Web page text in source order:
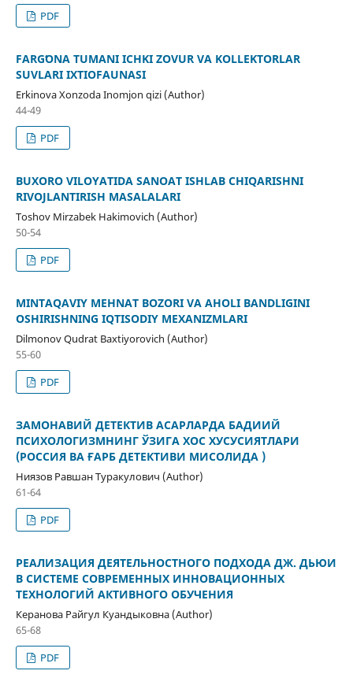
PDF
FARGʻONA TUMANI ICHKI ZOVUR VA KOLLEKTORLAR
SUVLARI IXTIOFAUNASI
Erkinova Xonzoda Inomjon qizi (Author)
44-49
PDF
BUXORO VILOYATIDA SANOAT ISHLAB CHIQARISHNI
RIVOJLANTIRISH MASALALARI
Toshov Mirzabek Hakimovich (Author)
50-54
PDF
MINTAQAVIY MEHNAT BOZORI VA AHOLI BANDLIGINI
OSHIRISHNING IQTISODIY MEXANIZMLARI
Dilmonov Qudrat Baxtiyorovich (Author)
55-60
PDF
ЗАМОНАВИЙ ДЕТЕКТИВ АСАРЛАРДА БАДИИЙ
ПСИХОЛОГИЗМНИНГ ЎЗИГА ХОС ХУСУСИЯТЛАРИ
(РОССИЯ ВА ҒАРБ ДЕТЕКТИВИ МИСОЛИДА )
Ниязов Равшан Туракулович (Author)
61-64
PDF
РЕАЛИЗАЦИЯ ДЕЯТЕЛЬНОСТНОГО ПОДХОДА ДЖ. ДЬЮИ
В СИСТЕМЕ СОВРЕМЕННЫХ ИННОВАЦИОННЫХ
ТЕХНОЛОГИЙ АКТИВНОГО ОБУЧЕНИЯ
Керанова Райгул Куандыковна (Author)
65-68
PDF